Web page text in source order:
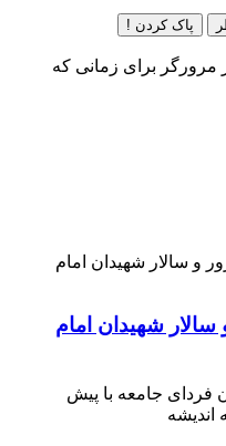
پاک کردن !
مرورگر برای زمانی که
شهیدان امام